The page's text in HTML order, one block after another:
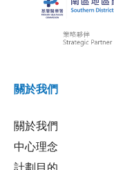
關於我們
關於我們
中心理念